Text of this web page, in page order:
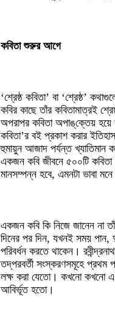
কবিতা শুরুর আগে
‘শ্রেষ্ঠ কবিতা’ বা ‘শ্রেষ্ঠ’
কবির কাছে তাঁর কবিতামাত্রই
অপরাপর কবিতা অপাঙ্‌ক্তেয় হয়ে
কবিতা’র বই প্রকাশ করার
হুমায়ুন আজাদ পর্যন্ত খ্যাতিমান
একজন কবি জীবনে ৫০০টি কবিতা
মানসম্পন্ন হবে, এমনটা ভাবা
একজন কবি কি নিজে জানেন না
দিনের পর দিন, যখনই সময় পান,
পরিবর্ধন করতে থাকেন।
তদ্‌পরবর্তী সংস্করণসমূহে প্রথম
লক্ষ করা যেতো। কখনো কখনো এ
আবির্ভূত হতো।